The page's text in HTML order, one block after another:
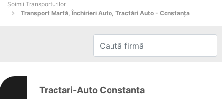
Șoimii Transporturilor
Transport Marfă, Închirieri Auto, Tractări Auto - Constanţa
Tractari-Auto Constanta